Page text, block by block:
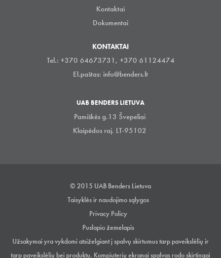
Kontaktai
Dokumentai
KONTAKTAI
Tel.: +370 64673731, +370 61124474
El.paštas: info@benders.lt
UAB BENDERS LIETUVA
Pamiškės g.13 Švepeliai
Klaipėdos raj. LT-95102
© 2015 UAB Benders Lietuva
Taisyklės ir naudojimo sąlygos
Privacy Policy
Puslapio žemelapis
Užsakymai yra vykdomi atsiželgiant į spalvų skirtumus tarp paveikslėlių ir
tarp paveikslėlių bei produktų. Kompiuterių ekranai spalvas rodo skirtingai